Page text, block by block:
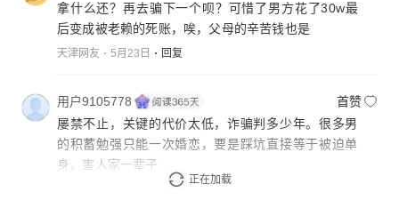
拿什么还？再去骗下一个呗？可惜了男方花了30w最
后变成被老赖的死账，唉，父母的辛苦钱也是
天津网友 5月23日 回复
用户9105778
首赞
屡禁不止，关键的代价太低，诈骗判多少年。很多男
的积蓄勉强只能一次婚恋，要是踩坑直接等于被迫单
身，害人家一辈子
回复
正在加载